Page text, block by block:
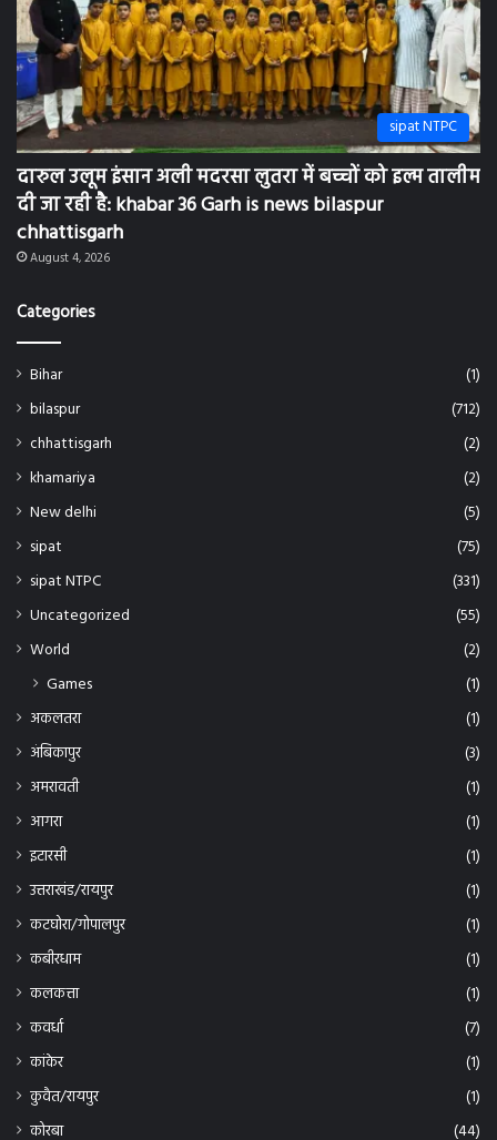
sipat NTPC
दारुल उलूम इंसान अली मदरसा लुतरा में बच्चों को इल्म तालीम
दी जा रही है: khabar 36 Garh is news bilaspur
chhattisgarh
August 4, 2026
Categories
Bihar
(1)
bilaspur
(712)
chhattisgarh
(2)
khamariya
(2)
New delhi
(5)
sipat
(75)
sipat NTPC
(331)
Uncategorized
(55)
World
(2)
Games (1)
अकलतरा
(1)
अंबिकापुर
(3)
अमरावती
(1)
आगरा
(1)
इटारसी
(1)
उत्तराखंड/रायपुर
(1)
कटघोरा/गोपालपुर
(1)
कबीरधाम
(1)
कलकत्ता
(1)
कवर्धा
(7)
कांकेर
(1)
कुवैत/रायपुर
(1)
कोरबा
(44)